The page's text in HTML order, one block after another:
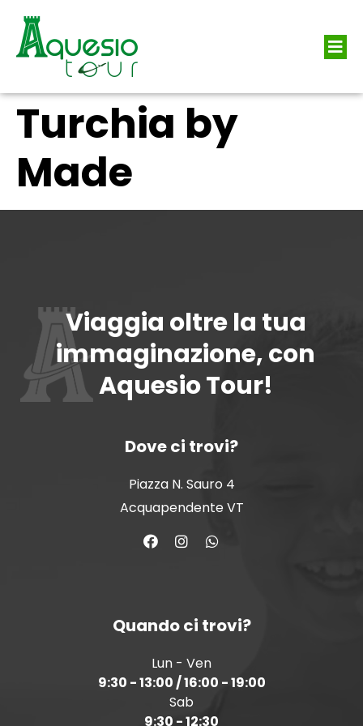
Turchia by
Made
Viaggia oltre la tua
immaginazione, con
Aquesio Tour!
Dove ci trovi?
Piazza N. Sauro 4
Acquapendente VT
Quando ci trovi?
Lun - Ven
9:30 - 13:00 / 16:00 - 19:00
Sab
9:30 - 12:30